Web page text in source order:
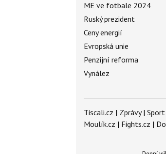
ME ve fotbale 2024
Ruský prezident
Ceny energií
Evropská unie
Penzijní reforma
Vynález
Tiscali.cz | Zprávy| Sport
Moulík.cz | Fights.cz |